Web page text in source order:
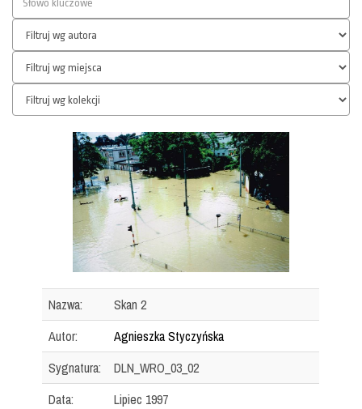
Nazwa:
Skan 2
Autor:
Agnieszka Styczyńska
Sygnatura:
DLN_WRO_03_02
Data:
Lipiec 1997